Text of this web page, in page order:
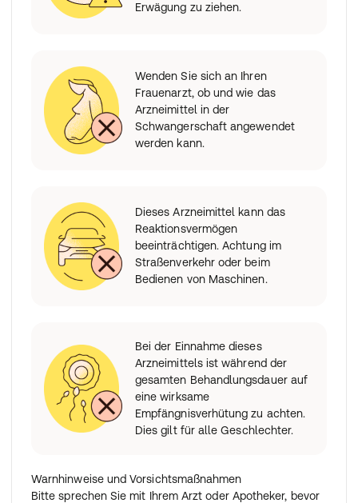
Anraten Ihres Arztes ab
unverzüglich über alle Veränderungen von Symptomen,
die Sie nach Beendigung der Behandlung bemerken.
Wenn Sie weitere Fragen zur Anwendung des
Arzneimittels haben, wenden Sie sich an Ihren Arzt oder
Erwägung zu ziehen.
Wenden Sie sich an Ihren
Frauenarzt, ob und wie das
Arzneimittel in der
Schwangerschaft angewendet
werden kann.
Dieses Arzneimittel kann das
Reaktionsvermögen
beeinträchtigen. Achtung im
Straßenverkehr oder beim
Bedienen von Maschinen.
Bei der Einnahme dieses
Arzneimittels ist während der
gesamten Behandlungsdauer auf
eine wirksame
Empfängnisverhütung zu achten.
Dies gilt für alle Geschlechter.
Warnhinweise und Vorsichtsmaßnahmen
Bitte sprechen Sie mit Ihrem Arzt oder Apotheker, bevor